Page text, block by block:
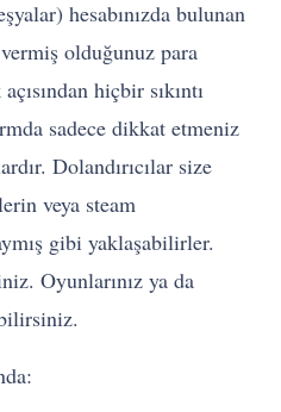
hesabınızda bulunan
olduğunuz para
hiçbir sıkıntı
sadece dikkat etmeniz
Dolandırıcılar size
veya steam
gibi yaklaşabilirler.
Oyunlarınız ya da